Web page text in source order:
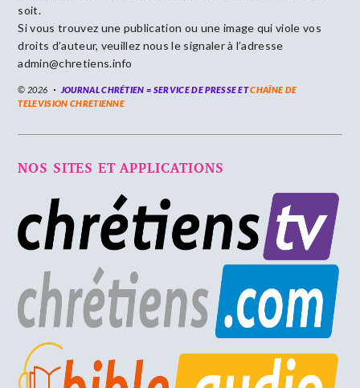
soit.
Si vous trouvez une publication ou une image qui viole vos
droits d’auteur, veuillez nous le signaler à l’adresse
admin@chretiens.info
© 2026 JOURNAL CHRÉTIEN = SERVICE DE PRESSE ETCHAÎNE DE
TELEVISION CHRETIENNE
NOS SITES ET APPLICATIONS